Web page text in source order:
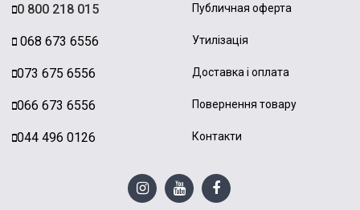
0 800 218 015
068 673 6556
073 675 6556
066 673 6556
044 496 0126
Публичная оферта
Утилізація
Доставка і оплата
Повернення товару
Контакти